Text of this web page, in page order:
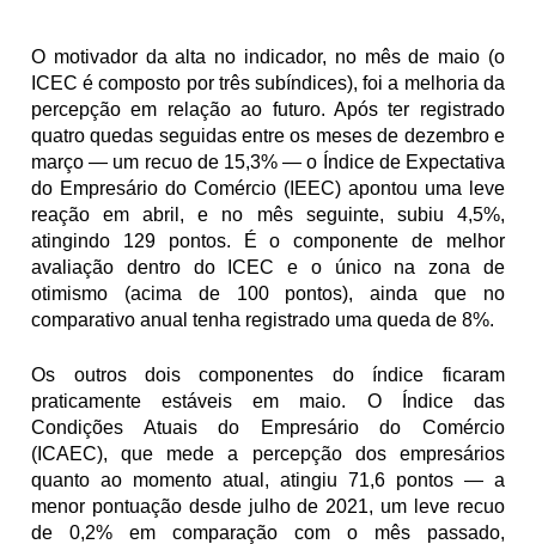
O motivador da alta no indicador, no mês de maio (o
ICEC é composto por três subíndices), foi a melhoria da
percepção em relação ao futuro. Após ter registrado
quatro quedas seguidas entre os meses de dezembro e
março — um recuo de 15,3% — o Índice de Expectativa
do Empresário do Comércio (IEEC) apontou uma leve
reação em abril, e no mês seguinte, subiu 4,5%,
atingindo 129 pontos. É o componente de melhor
avaliação dentro do ICEC e o único na zona de
otimismo (acima de 100 pontos), ainda que no
comparativo anual tenha registrado uma queda de 8%.
Os outros dois componentes do índice ficaram
praticamente estáveis em maio. O Índice das
Condições Atuais do Empresário do Comércio
(ICAEC), que mede a percepção dos empresários
quanto ao momento atual, atingiu 71,6 pontos — a
menor pontuação desde julho de 2021, um leve recuo
de 0,2% em comparação com o mês passado,